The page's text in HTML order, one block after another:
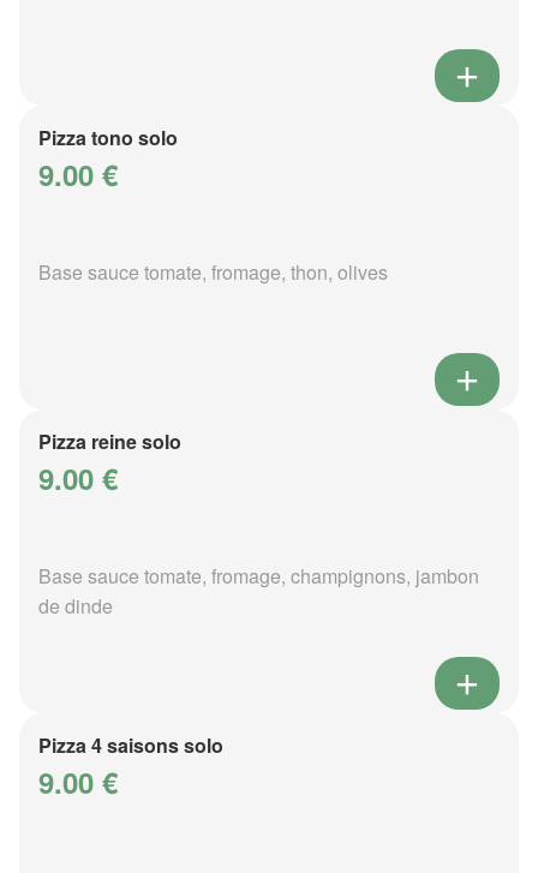
Pizza tono solo
9.00 €
Base sauce tomate, fromage, thon, olives
Pizza reine solo
9.00 €
Base sauce tomate, fromage, champignons, jambon
de dinde
Pizza 4 saisons solo
9.00 €